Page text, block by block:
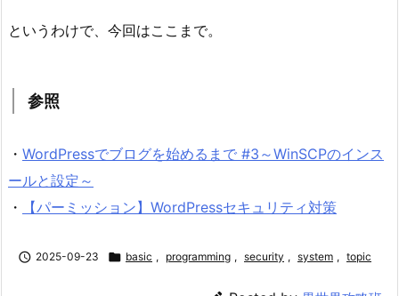
というわけで、今回はここまで。
参照
・ WordPressでブログを始めるまで #3～WinSCPのインス
ールと設定～
・
【パーミッション】WordPressセキュリティ対策
 2025-09-23  basic , programming , security , system , topic